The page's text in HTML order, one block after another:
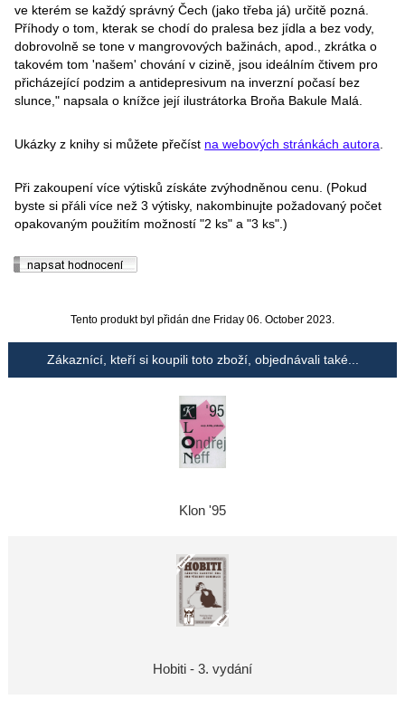
ve kterém se každý správný Čech (jako třeba já) určitě pozná.
Příhody o tom, kterak se chodí do pralesa bez jídla a bez vody,
dobrovolně se tone v mangrovových bažinách, apod., zkrátka o
takovém tom 'našem' chování v cizině, jsou ideálním čtivem pro
přicházející podzim a antidepresivum na inverzní počasí bez
slunce," napsala o knížce její ilustrátorka Broňa Bakule Malá.
Ukázky z knihy si můžete přečíst na webových stránkách autora
Při zakoupení více výtisků získáte zvýhodněnou cenu. (Pokud
byste si přáli více než 3 výtisky, nakombinujte požadovaný počet
opakovaným použitím možností "2 ks" a "3 ks".)
Tento produkt byl přidán dne Friday 06. October 2023.
Zákaznící, kteří si koupili toto zboží, objednávali také...
Klon '95
Hobiti - 3. vydání